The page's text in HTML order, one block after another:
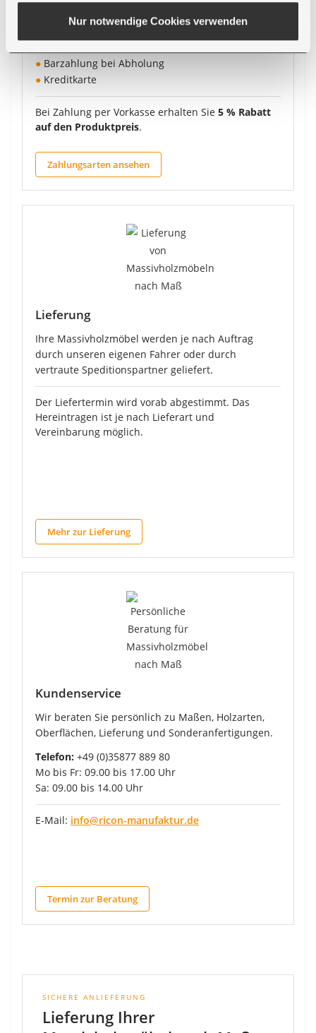
Nur notwendige Cookies verwenden
PayPal
● Barzahlung bei Abholung
● Kreditkarte
Bei Zahlung per Vorkasse erhalten Sie 5 % Rabatt
auf den Produktpreis.
Zahlungsarten ansehen
Lieferung
Ihre Massivholzmöbel werden je nach Auftrag
durch unseren eigenen Fahrer oder durch
vertraute Speditionspartner geliefert.
Der Liefertermin wird vorab abgestimmt. Das
Hereintragen ist je nach Lieferart und
Vereinbarung möglich.
Mehr zur Lieferung
Kundenservice
Wir beraten Sie persönlich zu Maßen, Holzarten,
Oberflächen, Lieferung und Sonderanfertigungen.
Telefon: +49 (0)35877 889 80
Mo bis Fr: 09.00 bis 17.00 Uhr
Sa: 09.00 bis 14.00 Uhr
E-Mail: info@ricon-manufaktur.de
Termin zur Beratung
SICHERE ANLIEFERUNG
Lieferung Ihrer